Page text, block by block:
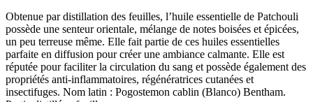
Obtenue par distillation des feuilles, l’huile essentielle de Patchouli
possède une senteur orientale, mélange de notes boisées et épicées,
un peu terreuse même. Elle fait partie de ces huiles essentielles
parfaite en diffusion pour créer une ambiance calmante. Elle est
réputée pour faciliter la circulation du sang et possède également des
propriétés anti-inflammatoires, régénératrices cutanées et
insectifuges. Nom latin : Pogostemon cablin (Blanco) Bentham.